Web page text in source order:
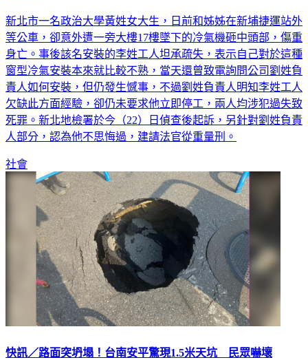
新北市一名政治大學黃姓女大生，日前和姊姊在新埔捷運站外
等公車，卻意外遭一旁大樓17樓墜下的冷氣機砸中頭部，傷重
身亡。事後該名安裝的李姓工人坦承疏失，表示自己對於這種
窗型冷氣安裝本來就比較不熟，當天還曾致電詢問公司劉姓負
責人如何安裝，但仍發生憾事，不過劉姓負責人明知李姓工人
欠缺此方面經驗，卻仍未要求他立即停工，兩人均涉犯過失致
死罪。新北地檢署於今（22）日偵查後起訴，另針對劉姓負責
人部分，認為他不思悔過，建請法官從重量刑。
社會
快訊／路面突坍塌！台南安平驚現1.5米天坑 民眾嚇壞